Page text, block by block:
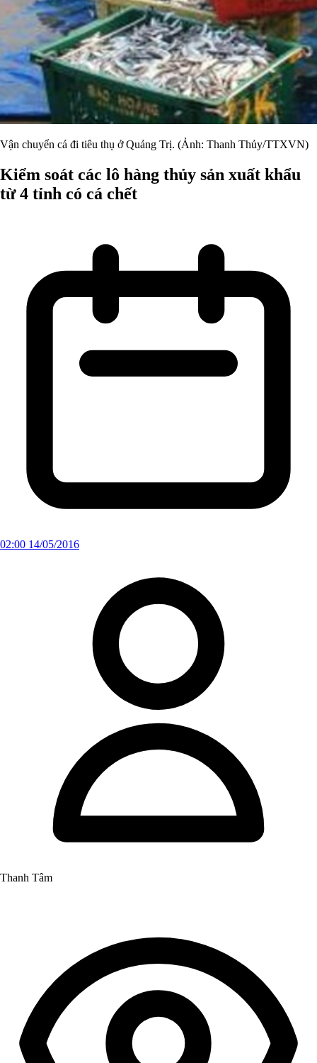
Vận chuyển cá đi tiêu thụ ở Quảng Trị. (Ảnh: Thanh Thủy/TTXVN)
Kiểm soát các lô hàng thủy sản xuất khẩu
từ 4 tỉnh có cá chết
02:00 14/05/2016
Thanh Tâm